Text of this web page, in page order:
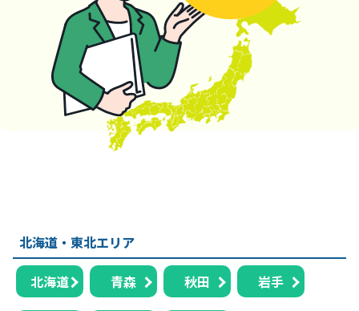
北海道・東北エリア
北海道 青森 秋田 岩手